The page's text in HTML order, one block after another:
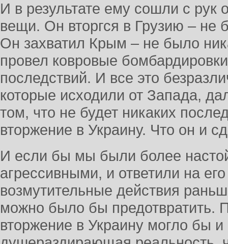
И в результате ему сошли с рук
вещи. Он вторгся в Грузию – не
Он захватил Крым – не было
провел ковровые
последствий. И все это
которые исходили от Запада,
том, что не будет никаких
вторжение в Украину. Что он и
И если бы мы были более
агрессивными, и ответили на
возмутительные действия
можно было бы предотвратить.
вторжение в Украину могло бы